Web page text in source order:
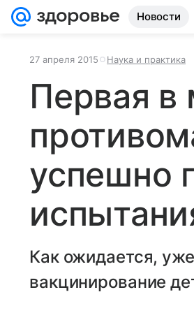
Новости
27 апреля 2015 Наука и практика
Первая в
успешно
Как ожидается,
вакцинирование